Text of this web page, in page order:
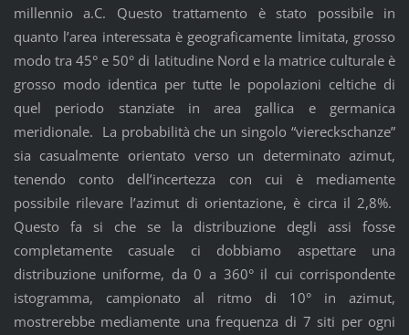
millennio a.C. Questo trattamento è stato possibile in
quanto l’area interessata è geograficamente limitata, grosso
modo tra 45° e 50° di latitudine Nord e la matrice culturale è
grosso modo identica per tutte le popolazioni celtiche di
quel periodo stanziate in area gallica e germanica
meridionale. La probabilità che un singolo “viereckschanze”
sia casualmente orientato verso un determinato azimut,
tenendo conto dell’incertezza con cui è mediamente
possibile rilevare l’azimut di orientazione, è circa il 2,8%.
Questo fa si che se la distribuzione degli assi fosse
completamente casuale ci dobbiamo aspettare una
distribuzione uniforme, da 0 a 360° il cui corrispondente
istogramma, campionato al ritmo di 10° in azimut,
mostrerebbe mediamente una frequenza di 7 siti per ogni